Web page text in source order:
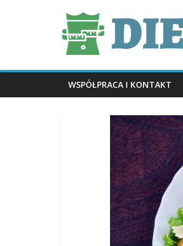
dietani.pl
WSPÓŁPRACA I KONTAKT